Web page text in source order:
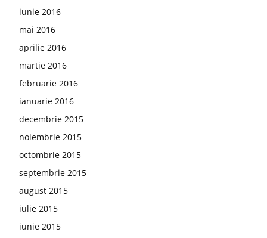
iunie 2016
mai 2016
aprilie 2016
martie 2016
februarie 2016
ianuarie 2016
decembrie 2015
noiembrie 2015
octombrie 2015
septembrie 2015
august 2015
iulie 2015
iunie 2015